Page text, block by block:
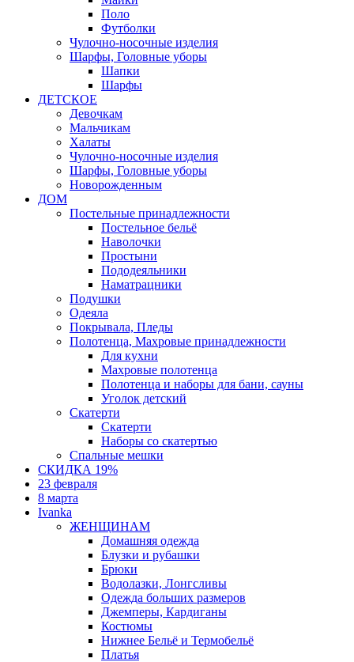
Поло
Футболки
Чулочно-носочные изделия
Шарфы, Головные уборы
Шапки
Шарфы
ДЕТСКОЕ
Девочкам
Мальчикам
Халаты
Чулочно-носочные изделия
Шарфы, Головные уборы
Новорожденным
ДОМ
Постельные принадлежности
Постельное бельё
Наволочки
Простыни
Пододеяльники
Наматрацники
Подушки
Одеяла
Покрывала, Пледы
Полотенца, Махровые принадлежности
Для кухни
Махровые полотенца
Полотенца и наборы для бани, сауны
Уголок детский
Скатерти
Скатерти
Наборы со скатертью
Спальные мешки
СКИДКА 19%
23 февраля
8 марта
Ivanka
ЖЕНЩИНАМ
Домашняя одежда
Блузки и рубашки
Брюки
Водолазки, Лонгсливы
Одежда больших размеров
Джемперы, Кардиганы
Костюмы
Нижнее Бельё и Термобельё
Платья